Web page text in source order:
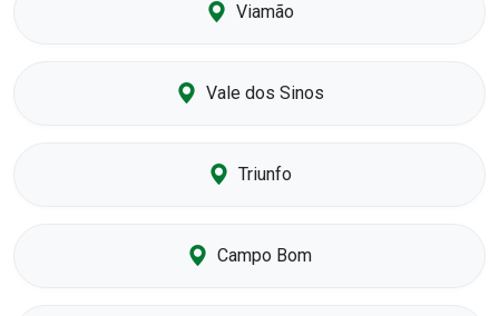
Viamão
Vale dos Sinos
Triunfo
Campo Bom